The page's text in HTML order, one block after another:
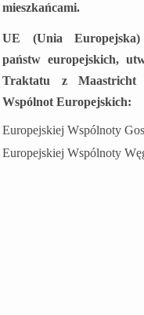
mieszkańcami.
UE (Unia
państw europejskich,
Traktatu z Maastricht
Wspólnot Europejskich:
Europejskiej Wspólnoty
Europejskiej Wspólnoty